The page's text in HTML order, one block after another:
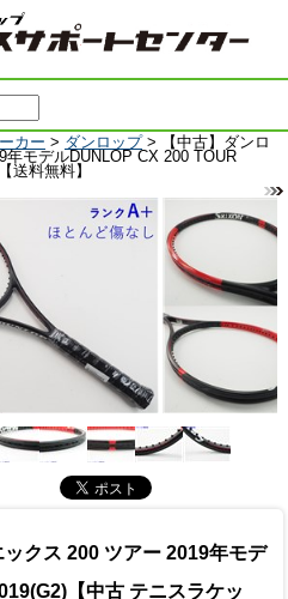
カー > ダンロップ> 【中古】ダンロ
モデルDUNLOP CX 200 TOUR
送料無料】
ックス 200 ツアー 2019年モデ
【中古 テニスラケッ